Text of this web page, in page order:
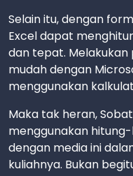
Selain itu, dengan
Excel dapat
dan tepat. Melakukan
mudah dengan
menggunakan
Maka tak heran,
menggunakan
dengan media ini
kuliahnya. Bukan